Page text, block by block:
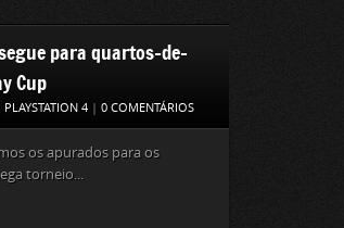
para quartos-de-
Cup
PLAYSTATION 4 | 0 COMENTÁRIOS
os apurados para os
torneio...